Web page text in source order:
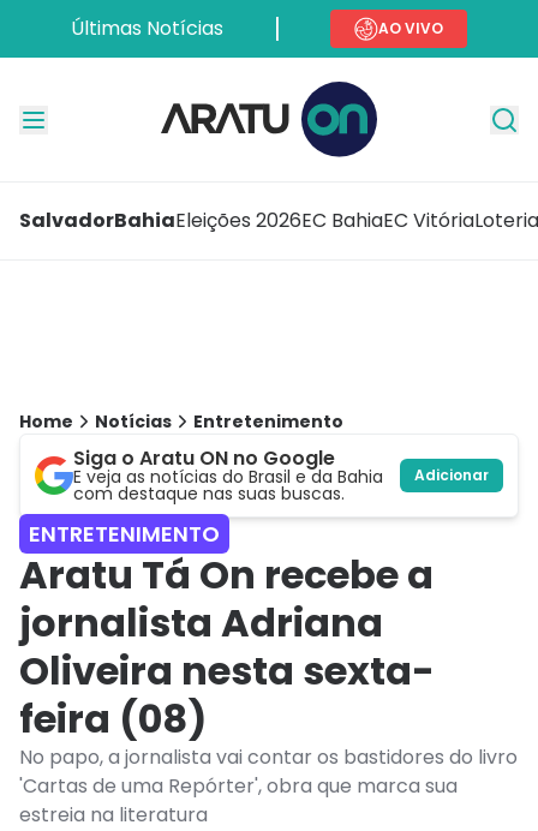
Últimas Notícias AO VIVO
SalvadorBahiaEleições 2026EC BahiaEC Vitória
Home Notícias Entretenimento
Siga o Aratu ON no Google
E veja as notícias do Brasil e da Bahia
com destaque nas suas buscas.
Adicionar
ENTRETENIMENTO
Aratu Tá On recebe a
jornalista Adriana
Oliveira nesta sexta-
feira (08)
No papo, a jornalista vai contar os bastidores do livro
'Cartas de uma Repórter', obra que marca sua
estreia na literatura